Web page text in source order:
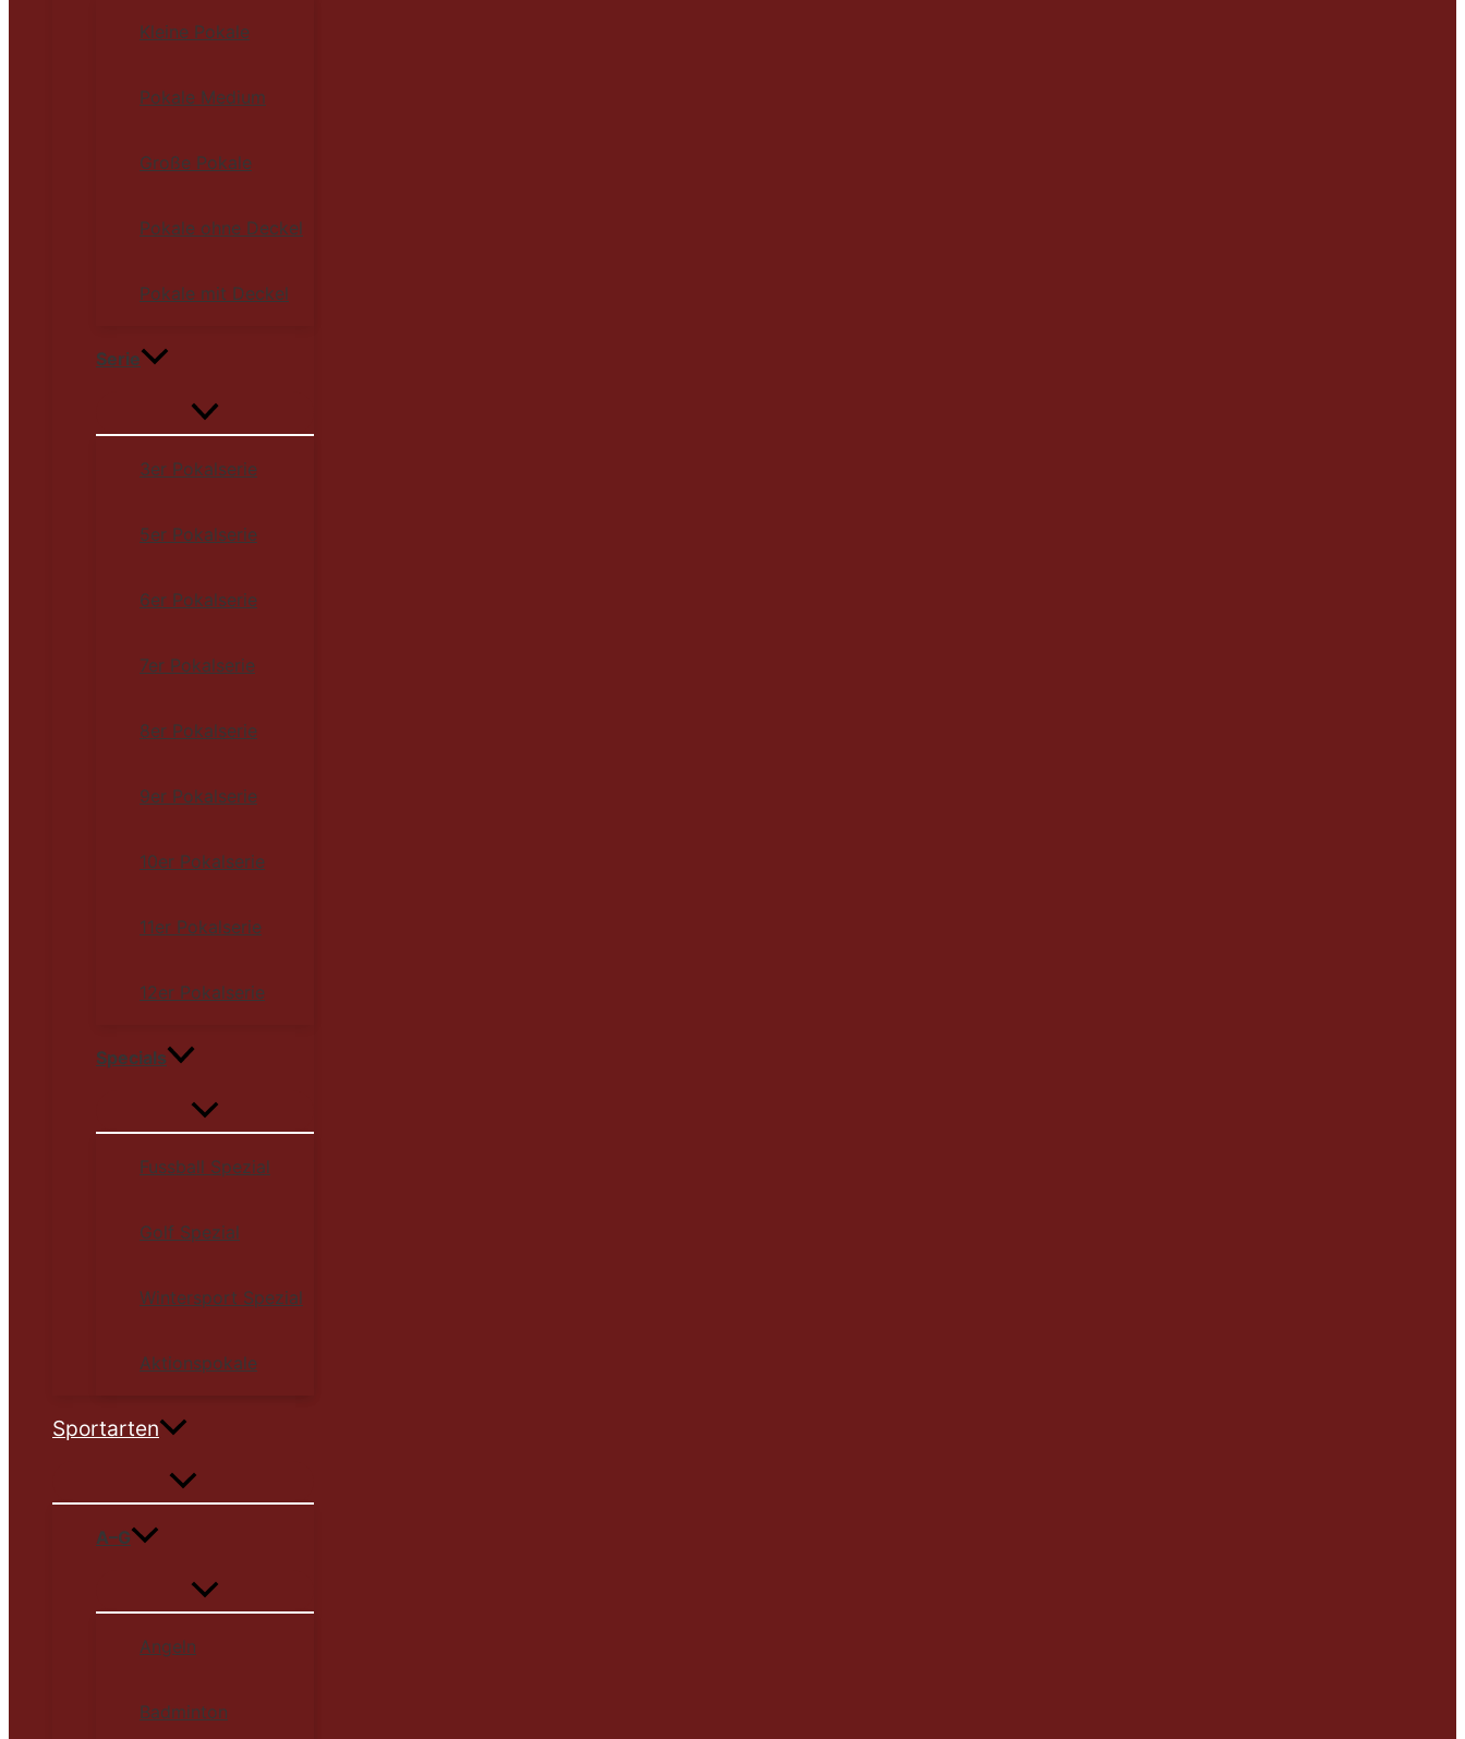
Kleine Pokale
Pokale Medium
Große Pokale
Pokale ohne Deckel
Pokale mit Deckel
Serie
3er Pokalserie
5er Pokalserie
6er Pokalserie
7er Pokalserie
8er Pokalserie
9er Pokalserie
10er Pokalserie
11er Pokalserie
12er Pokalserie
Specials
Fussball Spezial
Golf Spezial
Wintersport Spezial
Aktionspokale
Sportarten
A–G
Angeln
Badminton